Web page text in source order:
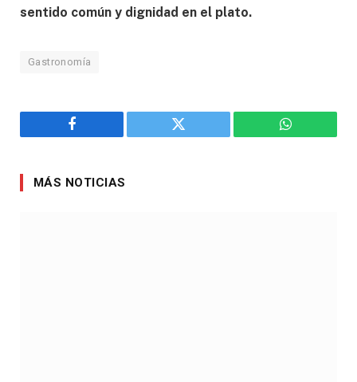
sentido común y dignidad en el plato.
Gastronomía
Facebook Twitter WhatsApp
MÁS NOTICIAS